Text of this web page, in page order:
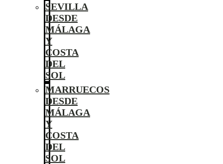
SEVILLA
DESDE
MÁLAGA
Y
COSTA
DEL
SOL
MARRUECOS
DESDE
MÁLAGA
Y
COSTA
DEL
SOL